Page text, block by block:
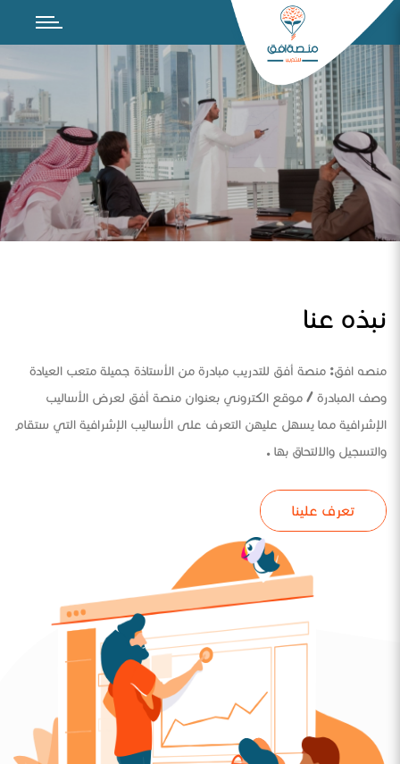
نبذه عنا
منصه افق: منصة أفق للتدريب مبادرة من الأستاذة جميلة متعب العيادة
وصف المبادرة / موقع الكتروني بعنوان منصة أفق لعرض الأساليب
الإشرافية مما يسهل عليهن التعرف على الأساليب الإشرافية التي ستقام
والتسجيل والالتحاق بها .
تعرف علينا